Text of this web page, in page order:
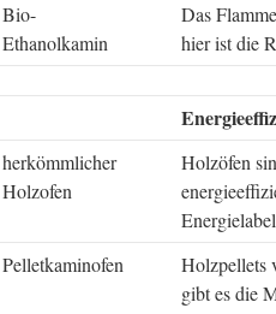
Bio-
Ethanolkamin
Das
hier ist die
herkömmlicher
Holzofen
Holzöfen
Pelletkaminofen
Holzpellets
gibt es die